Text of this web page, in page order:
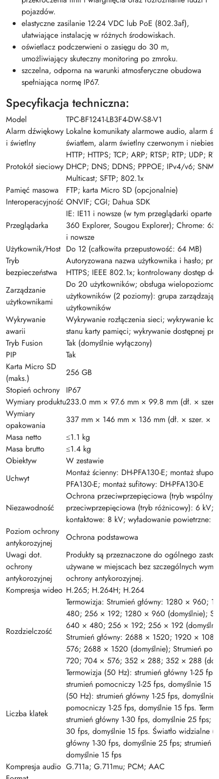
pojazdów.
elastyczne zasilanie 12-24 VDC lub PoE (802.3af),
ułatwiające instalację w różnych środowiskach.
oświetlacz podczerwieni o zasięgu do 30 m,
umożliwiający skuteczny monitoring po zmroku.
szczelna, odporna na warunki atmosferyczne obudowa
spełniająca normę IP67.
Specyfikacja techniczna:
Model
TPC-BF1241-LB3F4-DW-S8-V1
Alarm dźwiękowy
i świetlny
Lokalne komunikaty alarmowe audio, alarm
światłem, alarm świetlny czerwonym i
Protokół sieciowy
HTTP; HTTPS; TCP; ARP; RTSP; RTP; UDP;
DHCP; DNS; DDNS; PPPOE; IPv4/v6;
Multicast; SFTP; 802.1x
Pamięć masowa
FTP; karta Micro SD (opcjonalnie)
Interoperacyjność ONVIF; CGI; Dahua SDK
Przeglądarka
IE: IE11 i nowsze (w tym przeglądarki oparte
360 Explorer, Sougou Explorer); Chrome:
i nowsze
Użytkownik/Host Do 12 (całkowita przepustowość: 64 MB)
Tryb
bezpieczeństwa
Autoryzowana nazwa użytkownika i hasło;
HTTPS; IEEE 802.1x; kontrolowany dostęp
Zarządzanie
użytkownikami
Do 20 użytkowników; obsługa
użytkowników (2 poziomy): grupa
użytkowników
Wykrywanie
awarii
Wykrywanie rozłączenia sieci; wykrywanie
stanu karty pamięci; wykrywanie dostępnej
Tryb Fusion
Tak (domyślnie wyłączony)
PIP
Tak
Karta Micro SD
(maks.)
256 GB
Stopień ochrony
IP67
Wymiary produktu233.0 mm × 97.6 mm × 99.8 mm (dł. × szer.
Wymiary
opakowania
337 mm × 146 mm × 136 mm (dł. × szer. ×
Masa netto
≤1.1 kg
Masa brutto
≤1.4 kg
Obiektyw
W zestawie
Uchwyt
Montaż ścienny: DH-PFA130-E; montaż
PFA130-E; montaż sufitowy: DH-PFA130-E
Niezawodność
Ochrona przeciwprzepięciowa (tryb
przeciwprzepięciowa (tryb różnicowy): 6 kV;
kontaktowe: 8 kV; wyładowanie powietrzne:
Poziom ochrony
antykorozyjnej
Ochrona podstawowa
Uwagi dot.
ochrony
antykorozyjnej
Produkty są przeznaczone do ogólnego
używane w miejscach bez szczególnych
ochrony antykorozyjnej.
Kompresja wideo H.265; H.264H; H.264
Rozdzielczość
Termowizja: Strumień główny: 1280 × 960;
480; 256 × 192; 1280 × 960 (domyślnie);
640 × 480; 256 × 192; 256 × 192
Strumień główny: 2688 × 1520; 1920 ×
576; 2688 × 1520 (domyślnie); Strumień
720; 704 × 576; 352 × 288; 352 × 288
Liczba klatek
Termowizja (50 Hz): strumień główny 1-25
strumień pomocniczy 1-25 fps, domyślnie 15
(50 Hz): strumień główny 1-25 fps,
pomocniczy 1-25 fps, domyślnie 15 fps.
strumień główny 1-30 fps, domyślnie 25 fps;
30 fps, domyślnie 15 fps. Światło widzialne
główny 1-30 fps, domyślnie 25 fps; strumień
domyślnie 15 fps
Kompresja audio G.711a; G.711mu; PCM; AAC